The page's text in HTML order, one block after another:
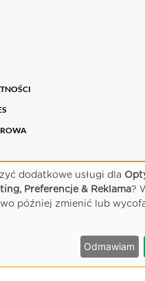
PARTNERZY
dodatkowe usługi dla
Preferencje & Reklama?
później zmienić lub
Odmawiam